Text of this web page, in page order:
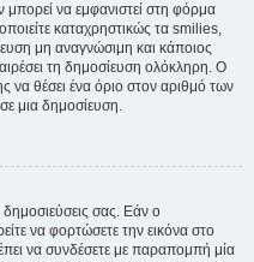
μπορεί να εμφανιστεί στη φόρμα
καταχρηστικώς τα smilies,
μη αναγνώσιμη και κάποιος
τη δημοσίευση ολόκληρη. Ο
να θέσει ένα όριο στον αριθμό των
μια δημοσίευση.
δημοσιεύσεις σας. Εάν ο
να φορτώσετε την εικόνα στο
να συνδέσετε με παραπομπή μία